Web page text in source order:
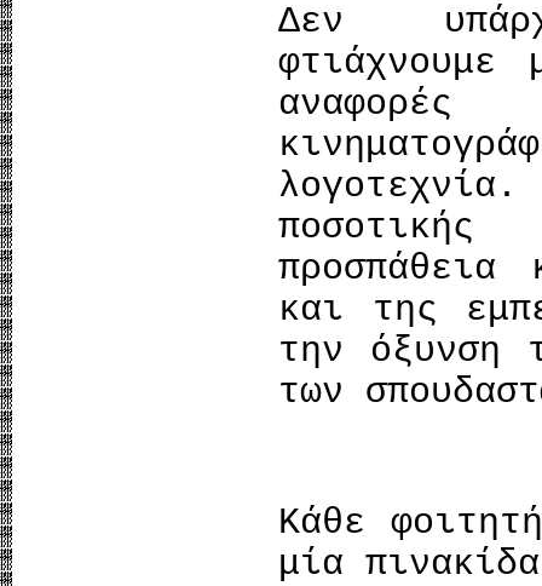
Δεν
φτιάχνουμε
προσπάθεια
και της
την όξυνση
των
Κάθε
μία